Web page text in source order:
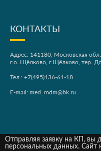
КОНТАКТЫ
Адрес: 141180, Московская обл.,
г.о. Щёлково, г.Щёлково, тер.
Тел.: +7(495)136-61-18
E-mail: med_mdm@bk.ru
Отправляя заявку на КП, вы
персональных данных. Сайт